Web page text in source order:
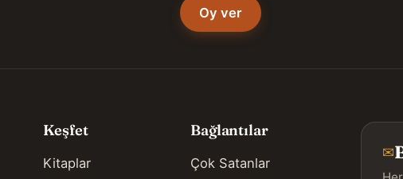
Oy ver
Keşfet
Kitaplar
Bağlantılar
Çok Satanlar
✉